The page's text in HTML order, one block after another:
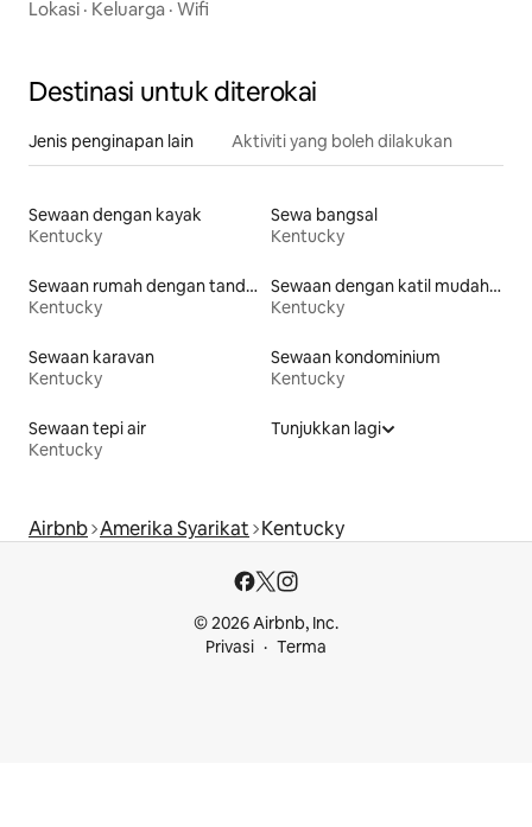
Lokasi · Keluarga · Wifi
Destinasi untuk diterokai
Jenis penginapan lain Aktiviti yang boleh dilakukan
Sewaan dengan kayak
Kentucky
Sewa bangsal
Kentucky
Sewaan rumah dengan tandas mudah diakses
Kentucky
Sewaan dengan katil mudah diakses
Kentucky
Sewaan karavan
Kentucky
Sewaan kondominium
Kentucky
Sewaan tepi air
Kentucky
Tunjukkan lagi
Airbnb Amerika Syarikat Kentucky
© 2026 Airbnb, Inc.
Privasi
Terma